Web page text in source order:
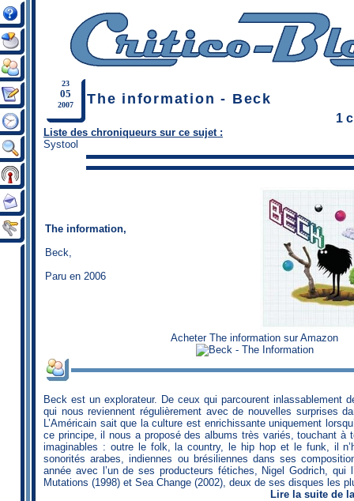
23
05
2007 The information - Beck
1
Liste des chroniqueurs sur ce sujet :
Systool
The information,
Beck,
Paru en 2006
Acheter The information sur Amazon
Beck est un explorateur. De ceux qui parcourent inlassablement
qui nous reviennent régulièrement avec de nouvelles surprises
L’Américain sait que la culture est enrichissante uniquement
ce principe, il nous a proposé des albums très variés, touchant à
imaginables : outre le folk, la country, le hip hop et le funk, il
sonorités arabes, indiennes ou brésiliennes dans ses
année avec l’un de ses producteurs fétiches, Nigel Godrich, qui
Mutations (1998) et Sea Change (2002), deux de ses disques les
Lire la suite de